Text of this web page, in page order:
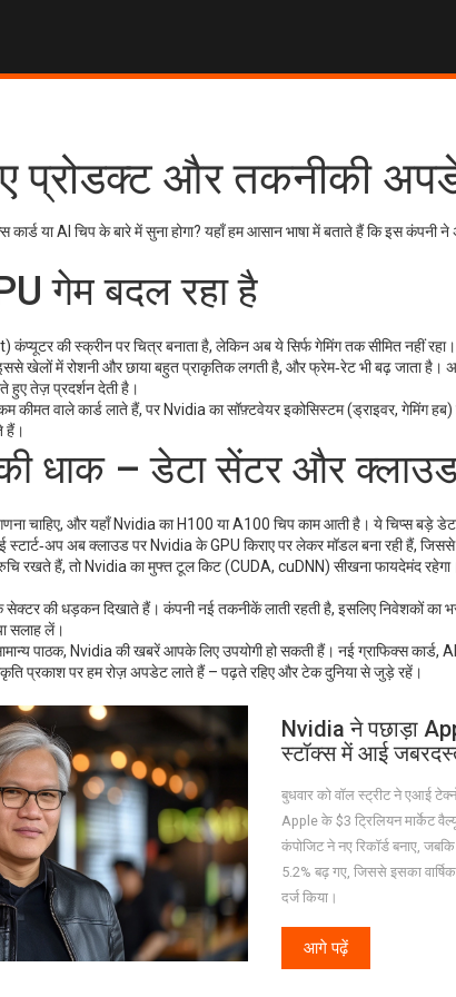
प्रोडक्ट और तकनीकी
कार्ड या AI चिप के बारे में सुना होगा? यहाँ हम आसान भाषा में बताते हैं कि इस
गेम बदल रहा है
की स्क्रीन पर चित्र बनाता है, लेकिन अब ये सिर्फ गेमिंग तक सीमित नहीं
खेलों में रोशनी और छाया बहुत प्राकृतिक लगती है, और फ्रेम‑रेट भी बढ़ जाता है।
हुए तेज़ प्रदर्शन देती है।
कीमत वाले कार्ड लाते हैं, पर Nvidia का सॉफ़्टवेयर इकोसिस्टम (ड्राइवर, गेमिंग
हैं।
धाक – डेटा सेंटर और
चाहिए, और यहाँ Nvidia का H100 या A100 चिप काम आती है। ये चिप्स बड़े
अब क्लाउड पर Nvidia के GPU किराए पर लेकर मॉडल बना रही हैं,
रखते हैं, तो Nvidia का मुफ्त टूल किट (CUDA, cuDNN) सीखना फायदेमंद
की धड़कन दिखाते हैं। कंपनी नई तकनीकें लाती रहती है, इसलिए निवेशकों का
सलाह लें।
पाठक, Nvidia की खबरें आपके लिए उपयोगी हो सकती हैं। नई ग्राफिक्स
प्रकाश पर हम रोज़ अपडेट लाते हैं – पढ़ते रहिए और टेक दुनिया से जुड़े रहें।
Nvidia ने पछाड़ा
स्टॉक्स में आई
बुधवार को वॉल स्ट्रीट ने एआई
Apple के $3 ट्रिलियन मार्केट
कंपोजिट ने नए रिकॉर्ड बनाए,
5.2% बढ़ गए, जिससे इसका
दर्ज किया।
आगे पढ़ें